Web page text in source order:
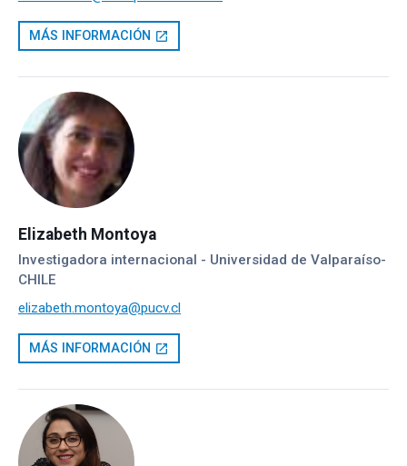
MÁS INFORMACIÓN open_in_new
Elizabeth Montoya
Investigadora internacional - Universidad de Valparaíso-
CHILE
elizabeth.montoya@pucv.cl
MÁS INFORMACIÓN open_in_new